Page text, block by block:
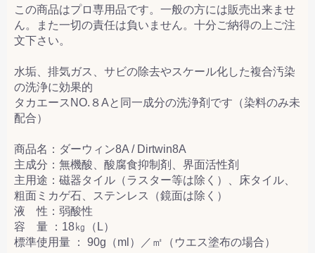
この商品はプロ専用品です。一般の方には販売出来ませ
ん。また一切の責任は負いません。十分ご納得の上ご注
文下さい。
水垢、排気ガス、サビの除去やスケール化した複合汚染
の洗浄に効果的
タカエースNO.８Aと同一成分の洗浄剤です（染料のみ未
配合）
商品名：ダーウィン8A / Dirtwin8A
主成分：無機酸、酸腐食抑制剤、界面活性剤
主用途：磁器タイル（ラスター等は除く）、床タイル、
粗面ミカゲ石、ステンレス（鏡面は除く）
液 性：弱酸性
容 量 ：18㎏（L）
標準使用量 ： 90g（ml）／㎡（ウエス塗布の場合）